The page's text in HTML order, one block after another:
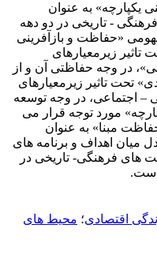
یکپارچه» به عنوان
- تاریخی در دو دهه
«حفاظت و بازآفرینی
زیرمعیارهای
در وجه حفاظتی آن و از
تحت تاثیر زیرمعیارهای
– اجتماعی، در وجه توسعه
مورد توجه قرار می
مبنا» به عنوان
میان اهداف و برنامه های
های فرهنگی- تاریخی در
است.
اقتصادی؛ محیط های